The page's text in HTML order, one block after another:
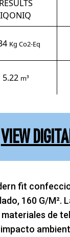
RESULTS
IQONIQ
Kg Co2-Eq
5.22 m³
VIEW
fit
160 G/
materiales de